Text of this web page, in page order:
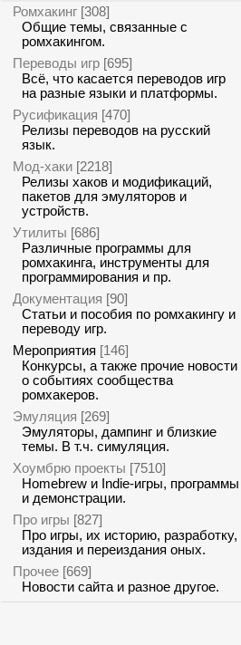
Ромхакинг [308]
Общие темы, связанные с
ромхакингом.
Переводы игр [695]
Всё, что касается переводов игр
на разные языки и платформы.
Русификация [470]
Релизы переводов на русский
язык.
Мод-хаки [2218]
Релизы хаков и модификаций,
пакетов для эмуляторов и
устройств.
Утилиты [686]
Различные программы для
ромхакинга, инструменты для
программирования и пр.
Документация [90]
Статьи и пособия по ромхакингу и
переводу игр.
Мероприятия [146]
Конкурсы, а также прочие новости
о событиях сообщества
ромхакеров.
Эмуляция [269]
Эмуляторы, дампинг и близкие
темы. В т.ч. симуляция.
Хоумбрю проекты [7510]
Homebrew и Indie-игры, программы
и демонстрации.
Про игры [827]
Про игры, их историю, разработку,
издания и переиздания оных.
Прочее [669]
Новости сайта и разное другое.